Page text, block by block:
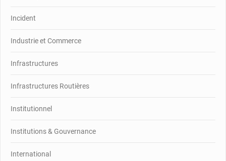
Incident
Industrie et Commerce
Infrastructures
Infrastructures Routières
Institutionnel
Institutions & Gouvernance
International